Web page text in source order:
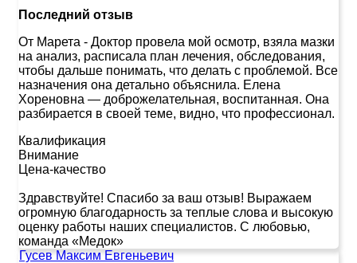
Последний отзыв
От Марета - Доктор провела мой осмотр, взяла мазки
на анализ, расписала план лечения, обследования,
чтобы дальше понимать, что делать с проблемой. Все
назначения она детально объяснила. Елена
Хореновна — доброжелательная, воспитанная. Она
разбирается в своей теме, видно, что профессионал.
Квалификация
Внимание
Цена-качество
Здравствуйте! Спасибо за ваш отзыв! Выражаем
огромную благодарность за теплые слова и высокую
оценку работы наших специалистов. С любовью,
команда «Медок»
Гусев Максим Евгеньевич